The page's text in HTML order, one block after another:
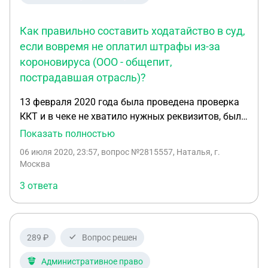
Как правильно составить ходатайство в суд,
если вовремя не оплатил штрафы из-за
короновируса (ООО - общепит,
пострадавшая отрасль)?
13 февраля 2020 года была проведена проверка
ККТ и в чеке не хватило нужных реквизитов, был
выписан штраф на ООО и на ген директора (ч4
а 14 февраля очередная проверка ФНС нашла
штраф на ООО и гендиректора 40000 и 4000 и
указала, что это нарушение повторное, поэтому
штраф на предупреждение не заменили.
штрафы были оплачены с опозданием: 26.05.2020
— оплатили первые штрафы на 1500 и 5000
Показать полностью
06 июля 2020, 23:57, вопрос №2815557, Наталья, г.
Москва
3 ответа
289 ₽ Вопрос решен
Административное право